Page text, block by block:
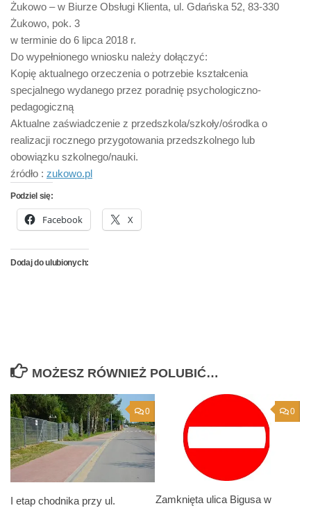
Żukowo – w Biurze Obsługi Klienta, ul. Gdańska 52, 83-330
Żukowo, pok. 3
w terminie do 6 lipca 2018 r.
Do wypełnionego wniosku należy dołączyć:
Kopię aktualnego orzeczenia o potrzebie kształcenia
specjalnego wydanego przez poradnię psychologiczno-
pedagogiczną
Aktualne zaświadczenie z przedszkola/szkoły/ośrodka o
realizacji rocznego przygotowania przedszkolnego lub
obowiązku szkolnego/nauki.
źródło : zukowo.pl
Podziel się:
Facebook X
Dodaj do ulubionych:
MOŻESZ RÓWNIEŻ POLUBIĆ…
0
I etap chodnika przy ul.
0
Zamknięta ulica Bigusa w